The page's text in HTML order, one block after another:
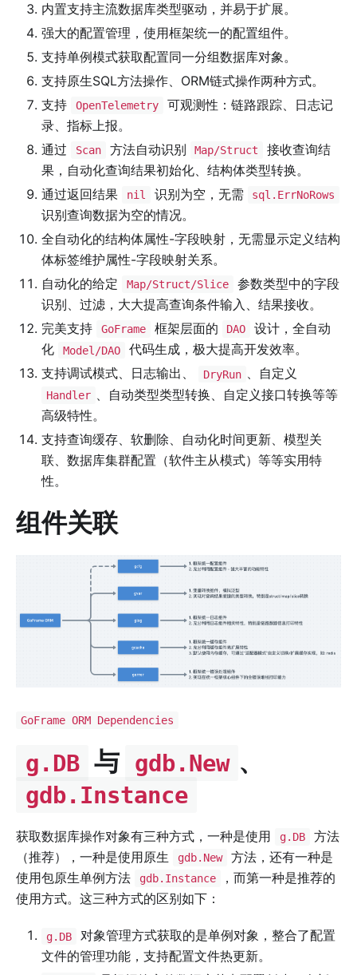
内置支持主流数据库类型驱动，并易于扩展。
强大的配置管理，使用框架统一的配置组件。
支持单例模式获取配置同一分组数据库对象。
支持原生SQL方法操作、ORM链式操作两种方式。
支持
OpenTelemetry
可观测性：链路跟踪、日志记
录、指标上报。
通过
Scan 方法自动识别 Map/Struct
接收查询结
果，自动化查询结果初始化、结构体类型转换。
通过返回结果
nil 识别为空，无需 sql.ErrNoRows
识别查询数据为空的情况。
全自动化的结构体属性-字段映射，无需显示定义结构
体标签维护属性-字段映射关系。
自动化的给定
Map/Struct/Slice
参数类型中的字段
识别、过滤，大大提高查询条件输入、结果接收。
完美支持
GoFrame 框架层面的 DAO
设计，全自动
化
Model/DAO
代码生成，极大提高开发效率。
支持调试模式、日志输出、
DryRun 、自定义
Handler
、自动类型类型转换、自定义接口转换等等
高级特性。
支持查询缓存、软删除、自动化时间更新、模型关
联、数据库集群配置（软件主从模式）等等实用特
性。
组件关联
GoFrame ORM Dependencies
g.DB 与 gdb.New 、
gdb.Instance
获取数据库操作对象有三种方式，一种是使用 g.DB
方法
（推荐），一种是使用原生
gdb.New
方法，还有一种是
使用包原生单例方法
gdb.Instance
，而第一种是推荐的
使用方式。这三种方式的区别如下：
g.DB
对象管理方式获取的是单例对象，整合了配置
文件的管理功能，支持配置文件热更新。